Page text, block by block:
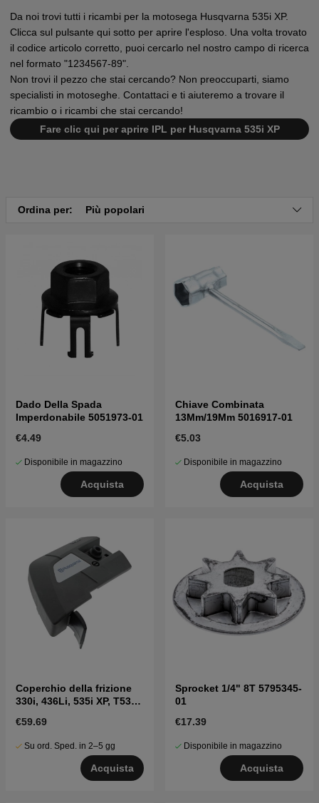
Da noi trovi tutti i ricambi per la motosega Husqvarna 535i XP.
Clicca sul pulsante qui sotto per aprire l'esploso. Una volta trovato
il codice articolo corretto, puoi cercarlo nel nostro campo di ricerca
nel formato "1234567-89".
Non trovi il pezzo che stai cercando? Non preoccuparti, siamo
specialisti in motoseghe. Contattaci e ti aiuteremo a trovare il
ricambio o i ricambi che stai cercando!
Fare clic qui per aprire IPL per Husqvarna 535i XP
Ordina per: Più popolari
Dado Della Spada
Imperdonabile 5051973-01
€4.49
Disponibile in magazzino
Acquista
Chiave Combinata
13Mm/19Mm 5016917-01
€5.03
Disponibile in magazzino
Acquista
Coperchio della frizione
330i, 436Li, 535i XP, T535i
€59.69
Su ord. Sped. in 2–5 gg
Acquista
Sprocket 1/4" 8T 5795345-
01
€17.39
Disponibile in magazzino
Acquista